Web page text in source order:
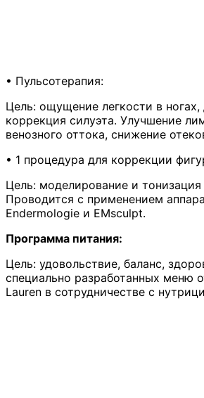
• Пульсотерапия:
Цель: ощущение легкости в
коррекция силуэта. Улучшение
венозного оттока, снижение
• 1 процедура для коррекции
Цель: моделирование и тонизация
Проводится с применением
Endermologie и EMsculpt.
Программа питания:
Цель: удовольствие, баланс,
специально разработанных меню
Lauren в сотрудничестве с